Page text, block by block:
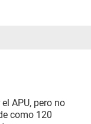
APU, pero no
como 120